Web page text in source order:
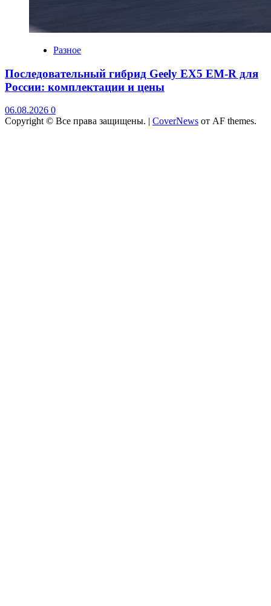
Разное
Последовательный гибрид Geely EX5 EM-R для
России: комплектации и цены
06.08.2026 0
Copyright © Все права защищены. | CoverNews от AF themes.